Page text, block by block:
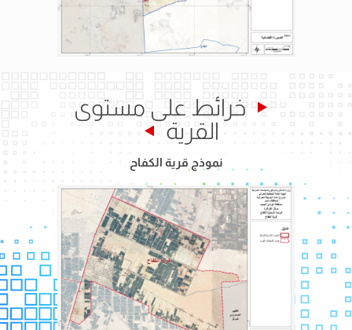
خرائط على مستوى
القرية
نموذج قرية الكفاح